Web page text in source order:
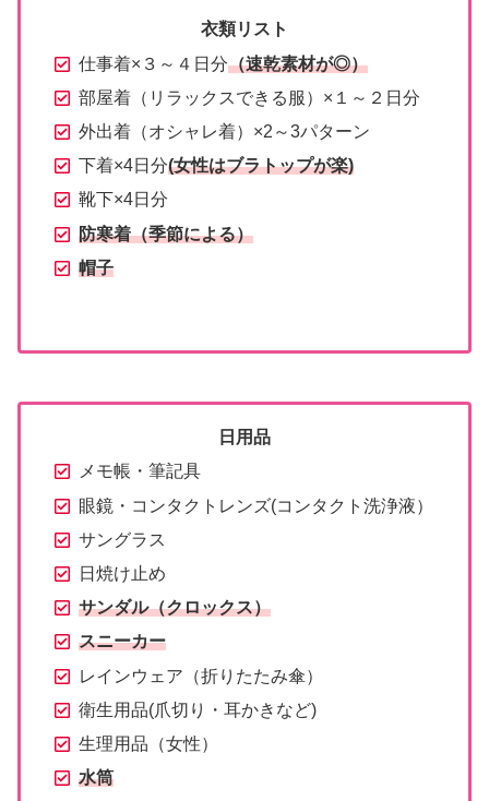
衣類リスト
仕事着×３～４日分（速乾素材が◎）
部屋着（リラックスできる服）×１～２日分
外出着（オシャレ着）×2～3パターン
下着×4日分(女性はブラトップが楽)
靴下×4日分
防寒着（季節による）
帽子
日用品
メモ帳・筆記具
眼鏡・コンタクトレンズ(コンタクト洗浄液）
サングラス
日焼け止め
サンダル（クロックス）
スニーカー
レインウェア（折りたたみ傘）
衛生用品(爪切り・耳かきなど)
生理用品（女性）
水筒